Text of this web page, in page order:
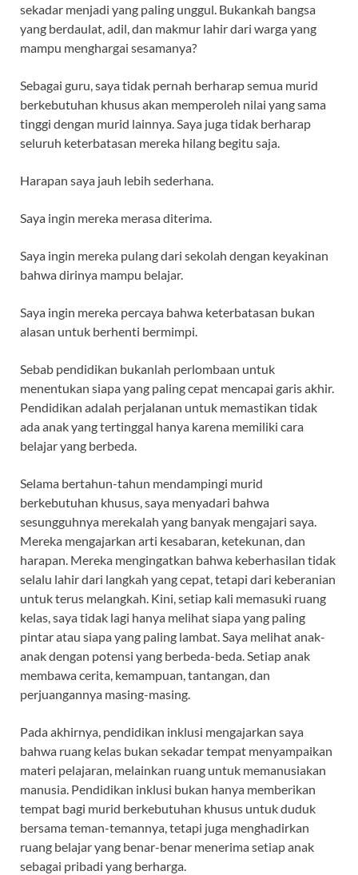
sekadar menjadi yang paling unggul. Bukankah bangsa
yang berdaulat, adil, dan makmur lahir dari warga yang
mampu menghargai sesamanya?
Sebagai guru, saya tidak pernah berharap semua murid
berkebutuhan khusus akan memperoleh nilai yang sama
tinggi dengan murid lainnya. Saya juga tidak berharap
seluruh keterbatasan mereka hilang begitu saja.
Harapan saya jauh lebih sederhana.
Saya ingin mereka merasa diterima.
Saya ingin mereka pulang dari sekolah dengan keyakinan
bahwa dirinya mampu belajar.
Saya ingin mereka percaya bahwa keterbatasan bukan
alasan untuk berhenti bermimpi.
Sebab pendidikan bukanlah perlombaan untuk
menentukan siapa yang paling cepat mencapai garis akhir.
Pendidikan adalah perjalanan untuk memastikan tidak
ada anak yang tertinggal hanya karena memiliki cara
belajar yang berbeda.
Selama bertahun-tahun mendampingi murid
berkebutuhan khusus, saya menyadari bahwa
sesungguhnya merekalah yang banyak mengajari saya.
Mereka mengajarkan arti kesabaran, ketekunan, dan
harapan. Mereka mengingatkan bahwa keberhasilan tidak
selalu lahir dari langkah yang cepat, tetapi dari keberanian
untuk terus melangkah. Kini, setiap kali memasuki ruang
kelas, saya tidak lagi hanya melihat siapa yang paling
pintar atau siapa yang paling lambat. Saya melihat anak-
anak dengan potensi yang berbeda-beda. Setiap anak
membawa cerita, kemampuan, tantangan, dan
perjuangannya masing-masing.
Pada akhirnya, pendidikan inklusi mengajarkan saya
bahwa ruang kelas bukan sekadar tempat menyampaikan
materi pelajaran, melainkan ruang untuk memanusiakan
manusia. Pendidikan inklusi bukan hanya memberikan
tempat bagi murid berkebutuhan khusus untuk duduk
bersama teman-temannya, tetapi juga menghadirkan
ruang belajar yang benar-benar menerima setiap anak
sebagai pribadi yang berharga.